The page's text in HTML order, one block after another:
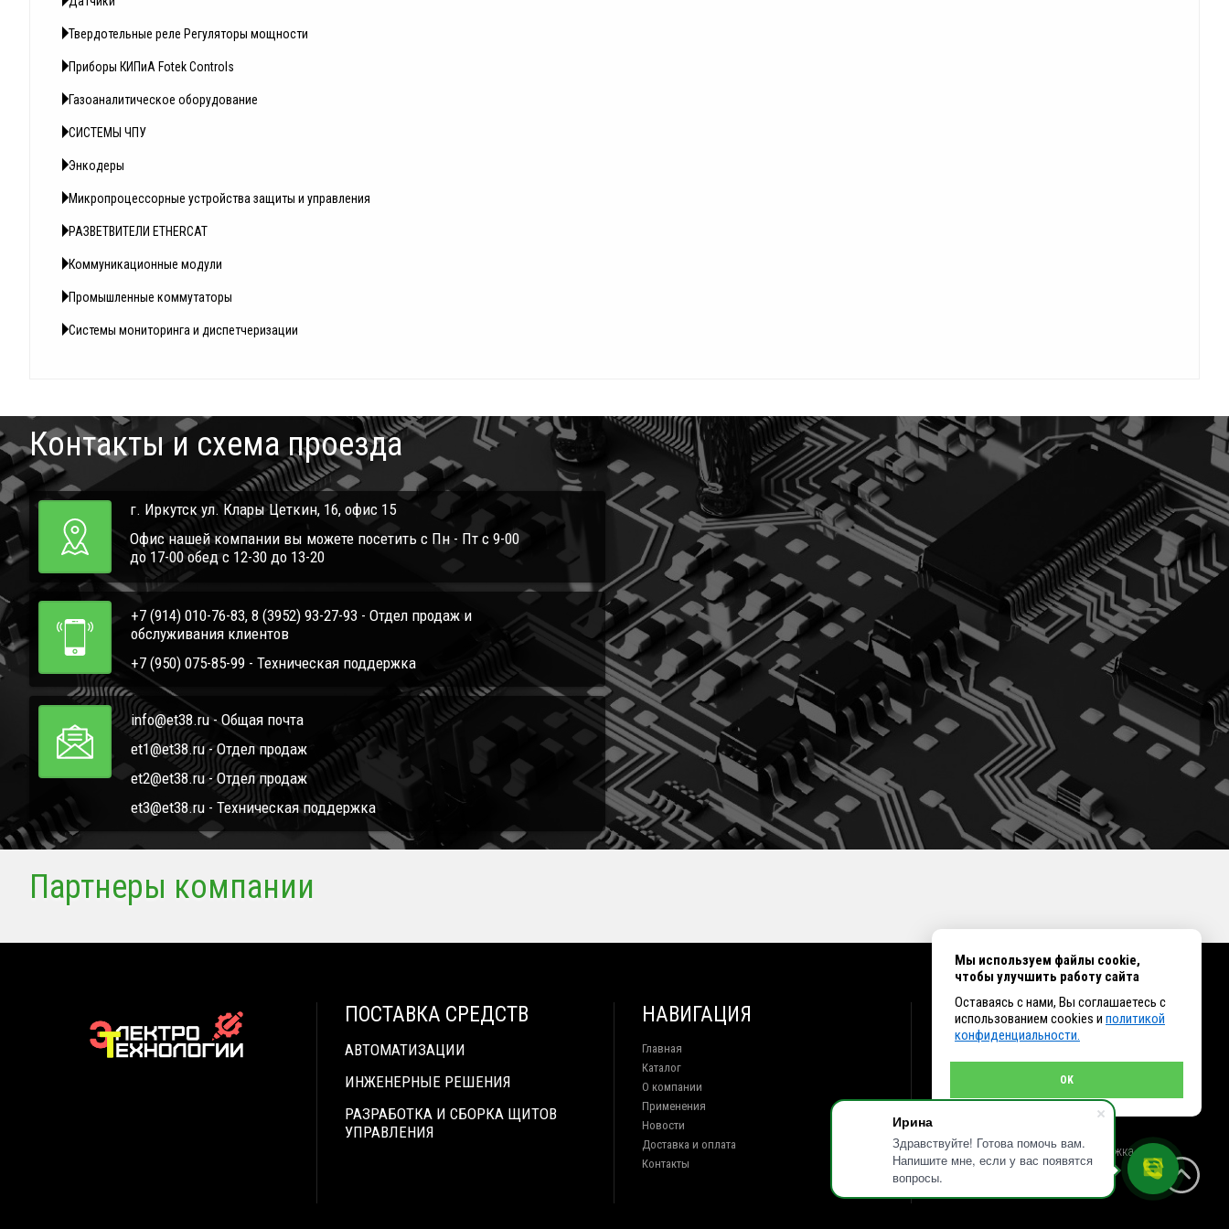
Ирина
Здравствуйте! Готова помочь вам.
Напишите мне, если у вас появятся
вопросы.
Твердотельные реле Регуляторы мощности
Приборы КИПиА Fotek Controls
Газоаналитическое оборудование
СИСТЕМЫ ЧПУ
Энкодеры
Микропроцессорные устройства защиты и управления
РАЗВЕТВИТЕЛИ ETHERCAT
Коммуникационные модули
Промышленные коммутаторы
Системы мониторинга и диспетчеризации
Контакты и схема проезда
г. Иркутск ул. Клары Цеткин, 16, офис 15
Офис нашей компании вы можете посетить с Пн - Пт с 9-00
до 17-00 обед с 12-30 до 13-20
+7 (914) 010-76-83, 8 (3952) 93-27-93 - Отдел продаж и
обслуживания клиентов
+7 (950) 075-85-99 - Техническая поддержка
info@et38.ru - Общая почта
et1@et38.ru - Отдел продаж
et2@et38.ru - Отдел продаж
et3@et38.ru - Техническая поддержка
Партнеры компании
ПОСТАВКА СРЕДСТВ
АВТОМАТИЗАЦИИ
ИНЖЕНЕРНЫЕ РЕШЕНИЯ
РАЗРАБОТКА И СБОРКА ЩИТОВ
УПРАВЛЕНИЯ
НАВИГАЦИЯ
Главная
Каталог
О компании
Применения
Новости
Доставка и оплата
Контакты
КОНТАКТЫ
+7 (914) 010-76-83, 8 (3952) 93-27-93 - Отдел
et2@et38.ru - Отдел продаж
et3@et38.ru - Техническая поддержка
Создание сайтов - Инсайд
Мы используем файлы cookie,
чтобы улучшить работу сайта
Оставаясь с нами, Вы соглашаетесь с
использованием cookies и политикой
конфиденциальности.
OK